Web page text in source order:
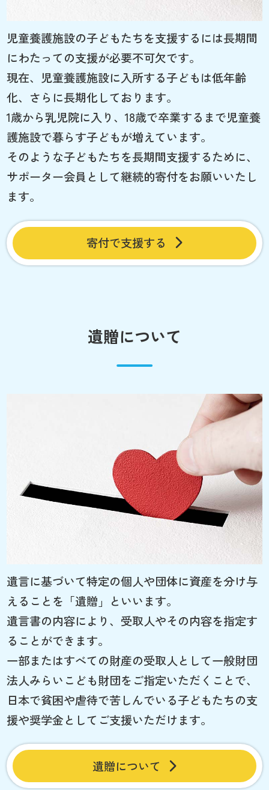
児童養護施設の子どもたちを支援するには長期間
にわたっての支援が必要不可欠です。
現在、児童養護施設に入所する子どもは低年齢
化、さらに長期化しております。
1歳から乳児院に入り、18歳で卒業するまで児童養
護施設で暮らす子どもが増えています。
そのような子どもたちを長期間支援するために、
サポーター会員として継続的寄付をお願いいたし
ます。
寄付で支援する
遺贈について
遺言に基づいて特定の個人や団体に資産を分け与
えることを「遺贈」といいます。
遺言書の内容により、受取人やその内容を指定す
ることができます。
一部またはすべての財産の受取人として一般財団
法人みらいこども財団をご指定いただくことで、
日本で貧困や虐待で苦しんでいる子どもたちの支
援や奨学金としてご支援いただけます。
遺贈について